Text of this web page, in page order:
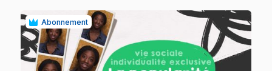
Abonnement